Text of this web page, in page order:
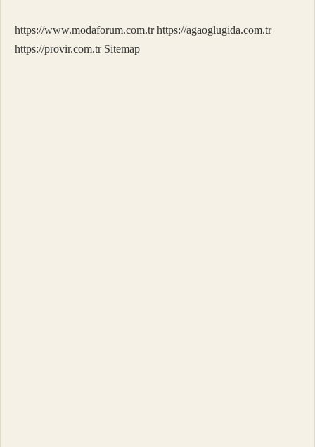
https://www.modaforum.com.tr https://agaoglugida.com.tr
https://provir.com.tr Sitemap